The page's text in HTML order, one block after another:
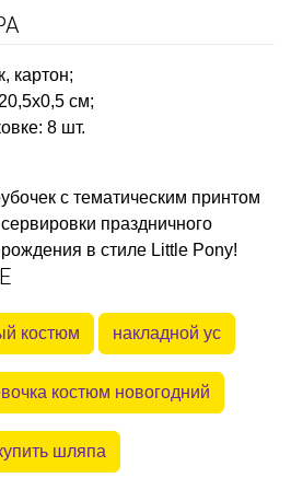
картон;
см;
8 шт.
с тематическим принтом
праздничного
в стиле Little Pony!
костюм накладной ус
костюм новогодний
шляпа